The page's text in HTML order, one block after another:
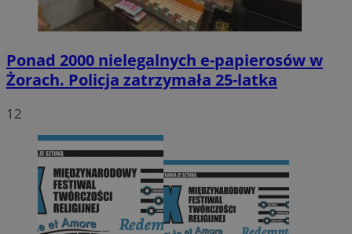
Ponad 2000 nielegalnych e-papierosów w
Żorach. Policja zatrzymała 25-latka
12